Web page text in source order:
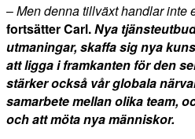
–Men denna tillväxt handlar inte
fortsätter Carl.Nya
utmaningar, skaffa sig nya
att ligga i framkanten för den
stärker också vår globala
samarbete mellan olika team,
och att möta nya människor.